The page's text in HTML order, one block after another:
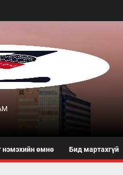
нэмэхийн өмнө Бид мартахгүй